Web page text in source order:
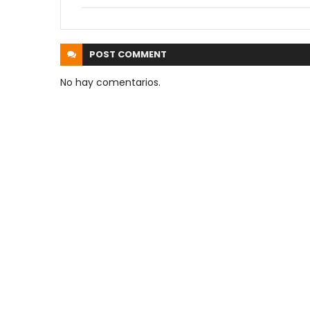
POST COMMENT
No hay comentarios.